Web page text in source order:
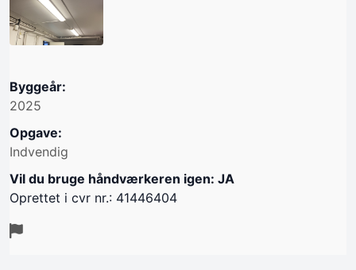
Byggeår:
2025
Opgave:
Indvendig
Vil du bruge håndværkeren igen: JA
Oprettet i cvr nr.: 41446404